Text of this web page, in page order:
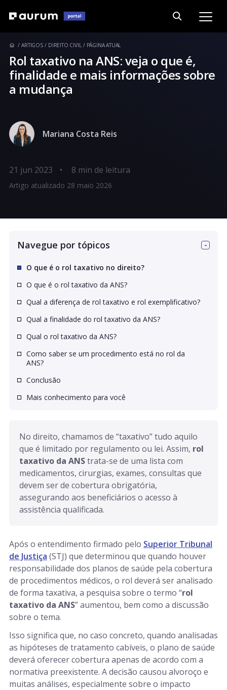
ARTIGOS DIREITO CIVIL PÁGINA ATUAL
Rol taxativo na ANS: veja o que é,
finalidade e mais informações sobre
a mudança
Mariana Costa Reis
21 jun 2023 •
Artigo atualizado 28 maio 2026
Navegue por tópicos
O que é o rol taxativo no direito?
O que é o rol taxativo da ANS?
Qual a diferença de rol taxativo e rol exemplificativo?
Qual a finalidade do rol taxativo da ANS?
Qual o rol taxativo da ANS?
Como saber se um procedimento está no rol da
ANS?
Conclusão
Mais conhecimento para você
No direito, chamamos de “taxativo” tudo aquilo
que é limitado por regulamento ou lei. Assim, rol
taxativo da ANS trata-se de uma lista com
medicamentos, cirurgias, exames, consultas que
devem ser de cobertura obrigatória,
assegurando aos beneficiários o acesso à
assistência qualificada.
Após o entendimento firmado pelo Superior Tribunal
de Justiça (STJ) que determinou que quando houver
responsabilidade dos planos de saúde pela cobertura
de procedimentos médicos, o rol deverá ser analisado
de forma taxativa, a pesquisa sobre o termo “rol
taxativo da ANS” aumentou, bem como a discussão
sobre o tema.
Isso significa que, no caso concreto, quando analisadas
as hipóteses de tratamento cabíveis, o plano de saúde
deverá oferecer cobertura apenas de acordo com a
normativa preexistente. A decisão causou alvoroço e
muitas análises, especialmente sobre o impacto